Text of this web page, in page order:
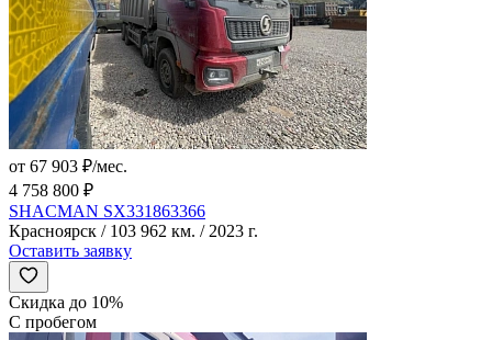
от 67 903 ₽/мес.
4 758 800 ₽
SHACMAN SX331863366
Красноярск / 103 962 км. / 2023 г.
Оставить заявку
Скидка до 10%
С пробегом